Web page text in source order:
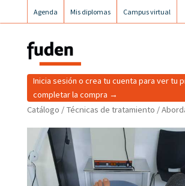
Agenda Mis diplomas Campus virtual
Catálogo / Técnicas de tratamiento / Abordaje fisioterapéutico a
Inicia sesión o crea tu cuenta para ver tu
completar la compra →